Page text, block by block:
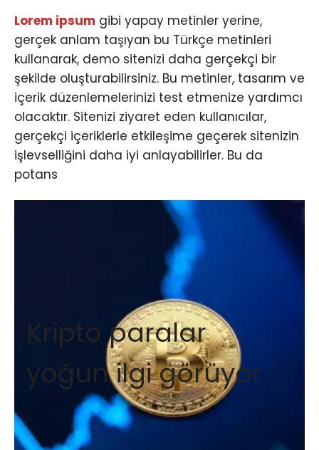
Lorem ipsum gibi yapay metinler yerine,
gerçek anlam taşıyan bu Türkçe metinleri
kullanarak, demo sitenizi daha gerçekçi bir
şekilde oluşturabilirsiniz. Bu metinler, tasarım ve
içerik düzenlemelerinizi test etmenize yardımcı
olacaktır. Sitenizi ziyaret eden kullanıcılar,
gerçekçi içeriklerle etkileşime geçerek sitenizin
işlevselliğini daha iyi anlayabilirler. Bu da
potans
Kripto paralar
yoğun ilgi görüyor